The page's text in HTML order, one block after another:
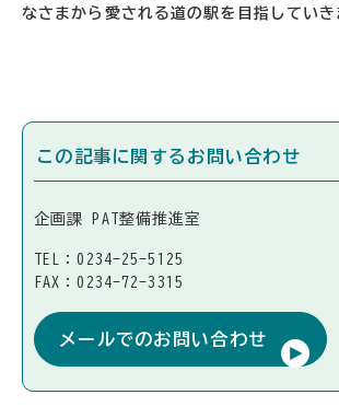
なさまから愛される道の駅を目指していき
この記事に関するお問い合わせ
企画課 PAT整備推進室
TEL：0234-25-5125
FAX：0234-72-3315
メールでのお問い合わせ